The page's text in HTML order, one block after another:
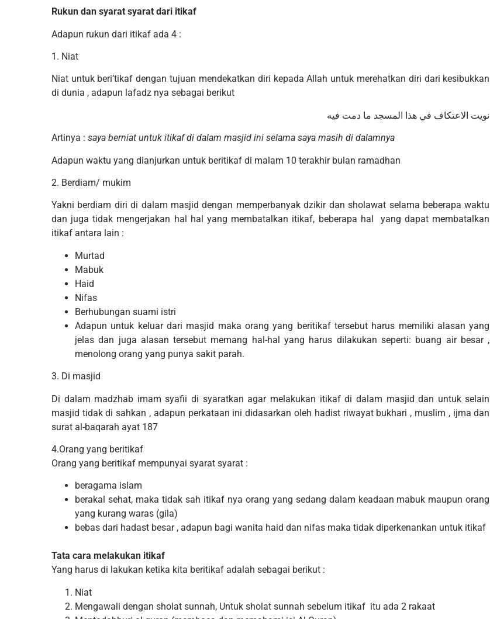
Rukun dan syarat syarat dari itikaf
Adapun rukun dari itikaf ada 4 :
1. Niat
Niat untuk beri’tikaf dengan tujuan mendekatkan diri kepada Allah untuk merehatkan diri dari kesibukkan
di dunia , adapun lafadz nya sebagai berikut
نويت الاعتكاف في هذا المسجد ما دمت فيه
Artinya : saya berniat untuk itikaf di dalam masjid ini selama saya masih di dalamnya
Adapun waktu yang dianjurkan untuk beritikaf di malam 10 terakhir bulan ramadhan
2. Berdiam/ mukim
Yakni berdiam diri di dalam masjid dengan memperbanyak dzikir dan sholawat selama beberapa waktu
dan juga tidak mengerjakan hal hal yang membatalkan itikaf, beberapa hal yang dapat membatalkan
itikaf antara lain :
Murtad
Mabuk
Haid
Nifas
Berhubungan suami istri
Adapun untuk keluar dari masjid maka orang yang beritikaf tersebut harus memiliki alasan yang
jelas dan juga alasan tersebut memang hal-hal yang harus dilakukan seperti: buang air besar ,
menolong orang yang punya sakit parah.
3. Di masjid
Di dalam madzhab imam syafii di syaratkan agar melakukan itikaf di dalam masjid dan untuk selain
masjid tidak di sahkan , adapun perkataan ini didasarkan oleh hadist riwayat bukhari , muslim , ijma dan
surat al-baqarah ayat 187
4.Orang yang beritikaf
Orang yang beritikaf mempunyai syarat syarat :
beragama islam
berakal sehat, maka tidak sah itikaf nya orang yang sedang dalam keadaan mabuk maupun orang
yang kurang waras (gila)
bebas dari hadast besar , adapun bagi wanita haid dan nifas maka tidak diperkenankan untuk itikaf
Tata cara melakukan itikaf
Yang harus di lakukan ketika kita beritikaf adalah sebagai berikut :
Niat
Mengawali dengan sholat sunnah, Untuk sholat sunnah sebelum itikaf itu ada 2 rakaat